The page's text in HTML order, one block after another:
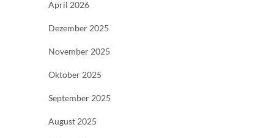
April 2026
Dezember 2025
November 2025
Oktober 2025
September 2025
August 2025